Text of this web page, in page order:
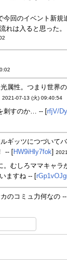
今回のイベント新規
れは入ると思った
属性。つまり世界
2021-07-13 (火) 09:40:54
刺すのか… -- [rfjV/
ギッツにつづいて
-- [HW9iHly7fok]
。むしろママキャラ
ますね -- [
のコミュ力何なの